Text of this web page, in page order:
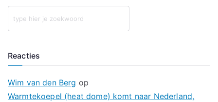
Reacties
Wim van den Berg op
Warmtekoepel (heat dome) komt naar Nederland,